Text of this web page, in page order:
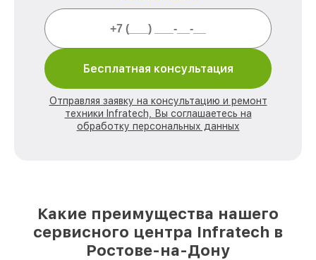
Бесплатная консультация
Отправляя заявку на консультацию и ремонт
техники Infratech, Вы соглашаетесь на
обработку персональных данных
Какие преимущества нашего
сервисного центра Infratech в
Ростове-на-Дону